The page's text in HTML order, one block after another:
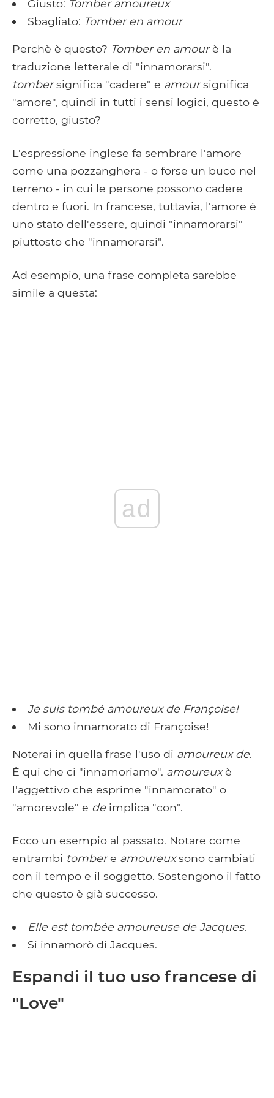
Giusto: Tomber amoureux
Sbagliato: Tomber en amour
Perchè è questo? Tomber en amourè la
traduzione letterale di "innamorarsi".
tombersignifica "cadere" e amoursignifica
"amore", quindi in tutti i sensi logici, questo è
corretto, giusto?
L'espressione inglese fa sembrare l'amore
come una pozzanghera - o forse un buco nel
terreno - in cui le persone possono cadere
dentro e fuori. In francese, tuttavia, l'amore è
uno stato dell'essere, quindi "innamorarsi"
piuttosto che "innamorarsi".
Ad esempio, una frase completa sarebbe
simile a questa:
ad
Je suis tombé amoureux de Françoise!
Mi sono innamorato di Françoise!
Noterai in quella frase l'uso di amoureux de.
È qui che ci "innamoriamo". amoureuxè
l'aggettivo che esprime "innamorato" o
"amorevole" e de implica "con".
Ecco un esempio al passato. Notare come
entrambi tombere amoureuxsono cambiati
con il tempo e il soggetto. Sostengono il fatto
che questo è già successo.
Elle est tombée amoureuse de Jacques.
Si innamorò di Jacques.
Espandi il tuo uso francese di
"Love"